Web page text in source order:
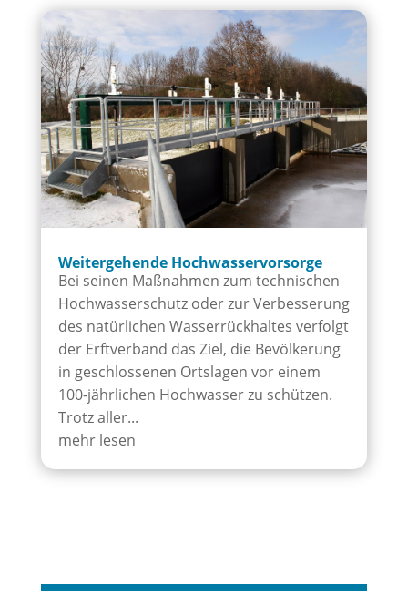
Weitergehende Hoch­wasser­vor­sorge
Bei seinen Maßnahmen zum technischen
Hochwasserschutz oder zur Verbesserung
des natürlichen Wasserrückhaltes verfolgt
der Erftverband das Ziel, die Bevölkerung
in geschlossenen Ortslagen vor einem
100-jährlichen Hochwasser zu schützen.
Trotz aller...
mehr lesen